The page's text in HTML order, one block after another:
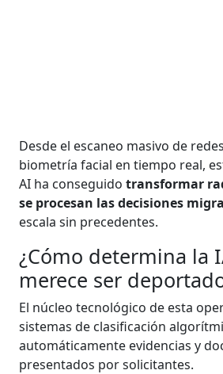
Desde el escaneo masivo de
biometría facial en tiempo real,
AI ha conseguidotransformar
se procesan las decisiones
escala sin precedentes.
¿Cómo determina la
merece ser
El núcleo tecnológico de esta
sistemas de clasificación
automáticamente evidencias y
presentados por solicitantes.